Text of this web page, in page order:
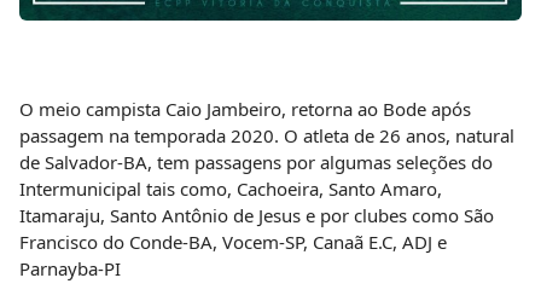
O meio campista Caio Jambeiro, retorna ao Bode após
passagem na temporada 2020. O atleta de 26 anos, natural
de Salvador-BA, tem passagens por algumas seleções do
Intermunicipal tais como, Cachoeira, Santo Amaro,
Itamaraju, Santo Antônio de Jesus e por clubes como São
Francisco do Conde-BA, Vocem-SP, Canaã E.C, ADJ e
Parnayba-PI